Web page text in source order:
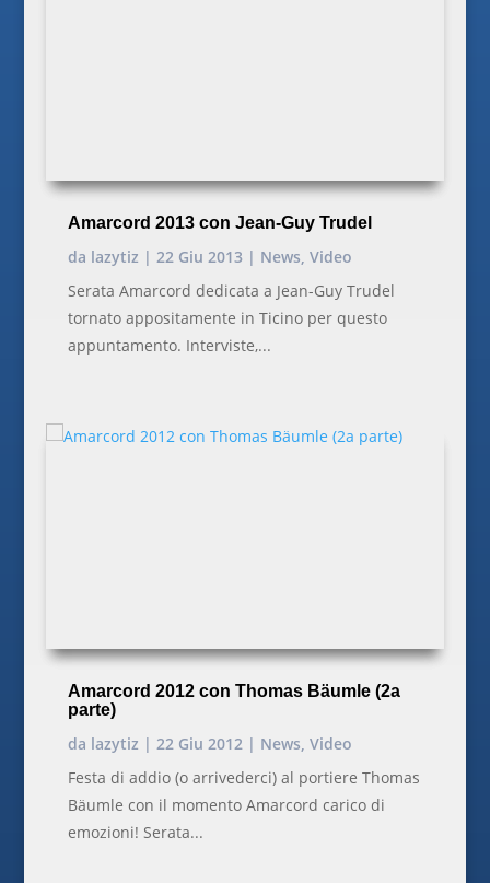
Amarcord 2013 con Jean-Guy Trudel
da lazytiz | 22 Giu 2013| News Video
Serata Amarcord dedicata a Jean-Guy Trudel
tornato appositamente in Ticino per questo
appuntamento. Interviste,...
Amarcord 2012 con Thomas Bäumle (2a
parte)
da lazytiz | 22 Giu 2012 | News Video
Festa di addio (o arrivederci) al portiere Thomas
Bäumle con il momento Amarcord carico di
emozioni! Serata...